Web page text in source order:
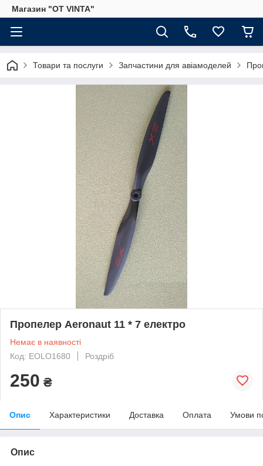
Магазин "OT VINTA"
Товари та послуги Запчастини для авіамоделей
Пропелер Aeronaut 11 * 7 електро
Немає в наявності
Код: EOLO1680
Роздріб
250 ₴
Опис Характеристики Доставка Оплата Умови
Опис